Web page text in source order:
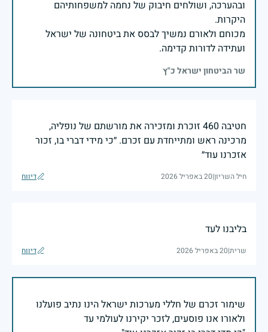
ובהערכה, ושולחים חיבוק של נחמה למשפחותיהם
מכוחם ולאורם נמשיך לבסס את ביטחונה של ישראל
ועתידה לדורות קדימה.
שר הביטחון ישראל כ"ץ
חטיבה 460 זוכרת ומזכירה את מורשתם של נופליה,
מרכינה ראש ומתייחדת עם זכרם. ״כי מידי דברי בו, זכור
אזכרנו עוד״
חיל השריון|20 באפריל 2026 דיווח
בליבנו לעד
שרית|20 באפריל 2026 דיווח
שימור זכרם של חללי מערכות ישראל הינו נתיב פועלנו